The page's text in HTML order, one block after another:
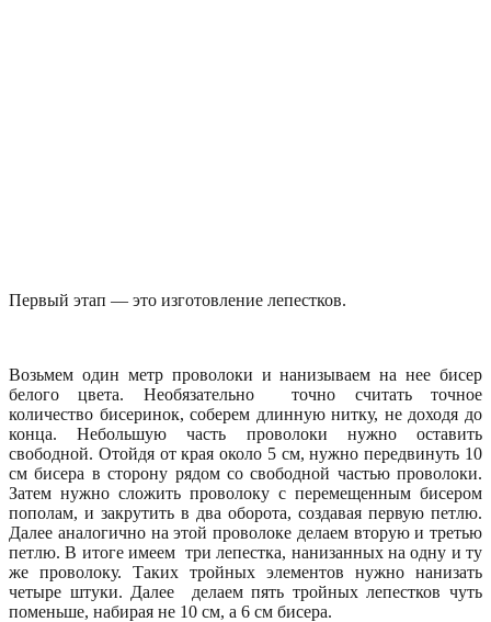
Первый этап — это изготовление лепестков.
Возьмем один метр проволоки и нанизываем на нее бисер
белого цвета. Необязательно точно считать точное
количество бисеринок, соберем длинную нитку, не доходя до
конца. Небольшую часть проволоки нужно оставить
свободной. Отойдя от края около 5 см, нужно передвинуть 10
см бисера в сторону рядом со свободной частью проволоки.
Затем нужно сложить проволоку с перемещенным бисером
пополам, и закрутить в два оборота, создавая первую петлю.
Далее аналогично на этой проволоке делаем вторую и третью
петлю. В итоге имеем три лепестка, нанизанных на одну и ту
же проволоку. Таких тройных элементов нужно нанизать
четыре штуки. Далее делаем пять тройных лепестков чуть
поменьше, набирая не 10 см, а 6 см бисера.